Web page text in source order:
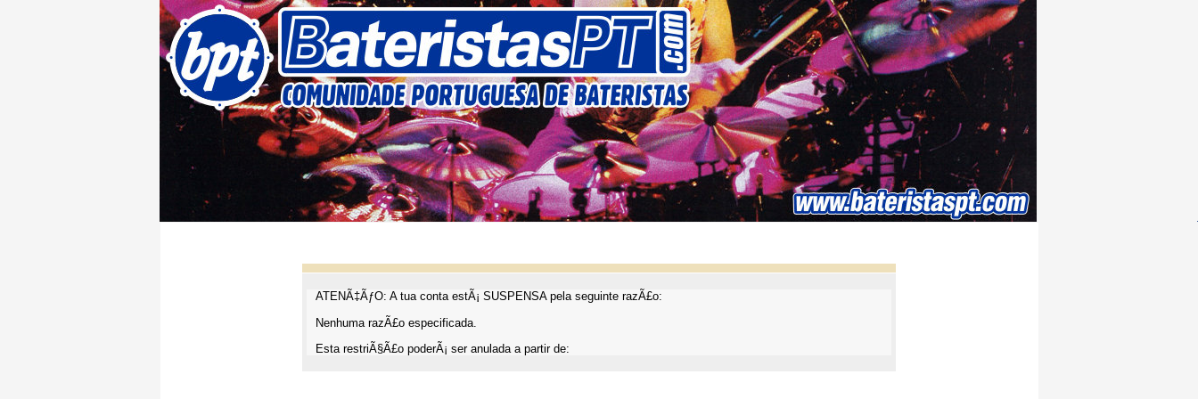
ATENÃ‡ÃƒO: A tua conta estÃ¡ SUSPENSA pela seguinte razÃ£o:
Nenhuma razÃ£o especificada.
Esta restriÃ§Ã£o poderÃ¡ ser anulada a partir de: